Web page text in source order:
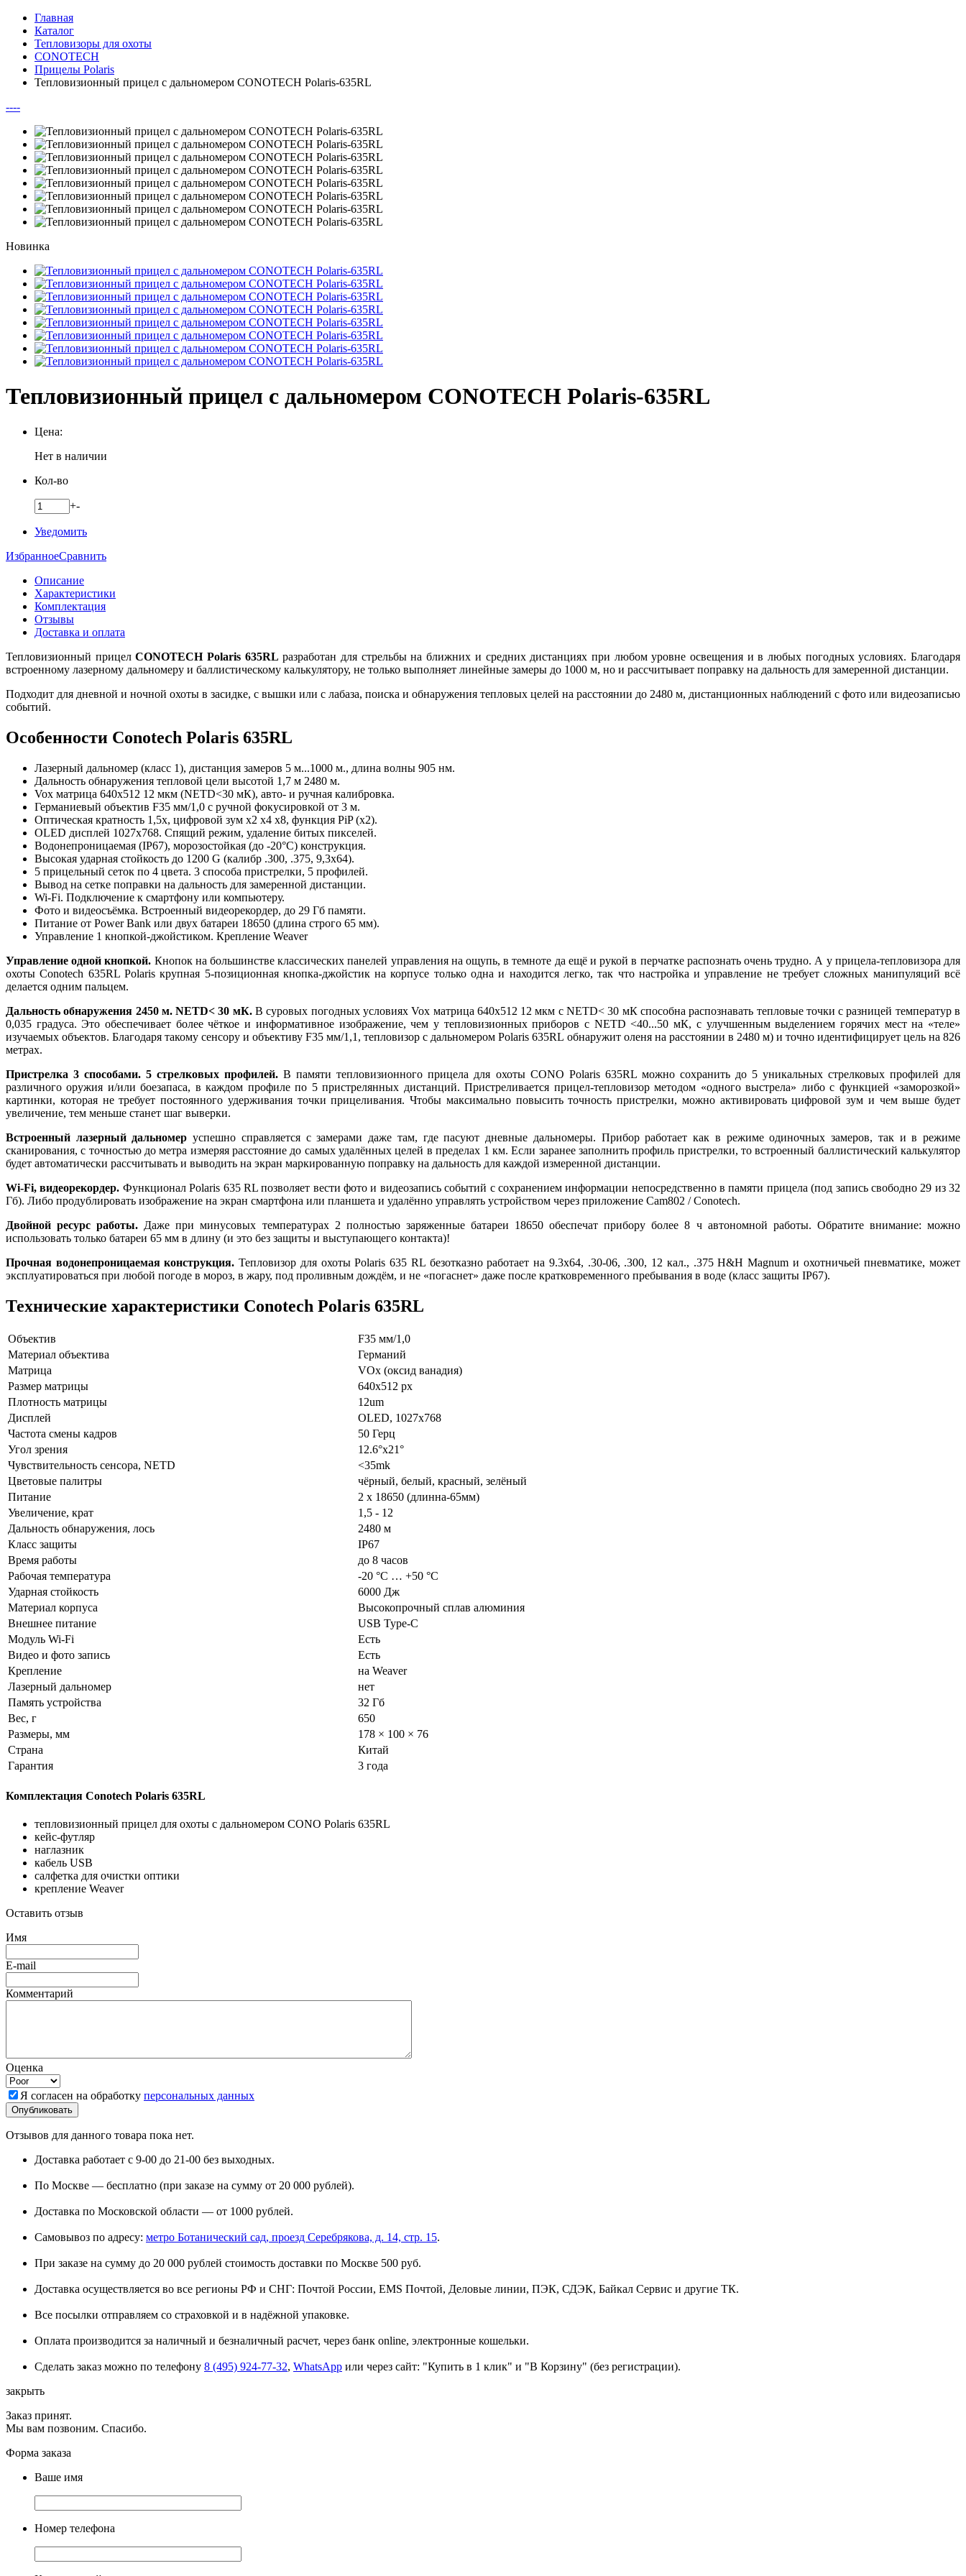
Главная
Каталог
Тепловизоры для охоты
CONOTECH
Прицелы Polaris
Тепловизионный прицел с дальномером CONOTECH Polaris-635RL
----
Новинка
Тепловизионный прицел с дальномером CONOTECH Polaris-635RL
Цена:
Нет в наличии
Кол-во
+-
Уведомить
ИзбранноеСравнить
Описание
Характеристики
Комплектация
Отзывы
Доставка и оплата
Тепловизионный прицелCONOTECH Polaris 635RL разработан для стрельбы на ближних и средних дистанциях при любом уровне освещения и в любых погодных условиях. Благодаря
встроенному лазерному дальномеру и баллистическому калькулятору, не только выполняет линейные замеры до 1000 м, но и рассчитывает поправку на дальность для замеренной дистанции.
Подходит для дневной и ночной охоты в засидке, с вышки или с лабаза, поиска и обнаружения тепловых целей на расстоянии до 2480 м, дистанционных наблюдений с фото или видеозаписью
событий.
Особенности Conotech Polaris 635RL
Лазерный дальномер (класс 1), дистанция замеров 5 м...1000 м., длина волны 905 нм.
Дальность обнаружения тепловой цели высотой 1,7 м 2480 м.
Vox матрица 640x512 12 мкм (NETD<30 мК), авто- и ручная калибровка.
Германиевый объектив F35 мм/1,0 с ручной фокусировкой от 3 м.
Оптическая кратность 1,5x, цифровой зум x2 x4 х8, функция PiP (x2).
OLED дисплей 1027x768. Спящий режим, удаление битых пикселей.
Водонепроницаемая (IP67), морозостойкая (до -20°C) конструкция.
Высокая ударная стойкость до 1200 G (калибр .300, .375, 9,3x64).
5 прицельный сеток по 4 цвета. 3 способа пристрелки, 5 профилей.
Вывод на сетке поправки на дальность для замеренной дистанции.
Wi-Fi. Подключение к смартфону или компьютеру.
Фото и видеосъёмка. Встроенный видеорекордер, до 29 Гб памяти.
Питание от Power Bank или двух батареи 18650 (длина строго 65 мм).
Управление 1 кнопкой-джойстиком. Крепление Weaver
Управление одной кнопкой. Кнопок на большинстве классических панелей управления на ощупь, в темноте да ещё и рукой в перчатке распознать очень трудно. А у прицела-тепловизора для
охоты Conotech 635RL Polaris крупная 5-позиционная кнопка-джойстик на корпусе только одна и находится легко, так что настройка и управление не требует сложных манипуляций всё
делается одним пальцем.
Дальность обнаружения 2450 м. NETD< 30 мК.В суровых погодных условиях Vox матрица 640x512 12 мкм с NETD< 30 мК способна распознавать тепловые точки с разницей температур в
0,035 градуса. Это обеспечивает более чёткое и информативное изображение, чем у тепловизионных приборов с NETD <40...50 мК, с улучшенным выделением горячих мест на «теле»
изучаемых объектов. Благодаря такому сенсору и объективу F35 мм/1,1, тепловизор с дальномером Polaris 635RL обнаружит оленя на расстоянии в 2480 м) и точно идентифицирует цель на 826
метрах.
Пристрелка 3 способами. 5 стрелковых профилей. В памяти тепловизионного прицела для охоты CONO Polaris 635RL можно сохранить до 5 уникальных стрелковых профилей для
различного оружия и/или боезапаса, в каждом профиле по 5 пристрелянных дистанций. Пристреливается прицел-тепловизор методом «одного выстрела» либо с функцией «заморозкой»
картинки, которая не требует постоянного удерживания точки прицеливания. Чтобы максимально повысить точность пристрелки, можно активировать цифровой зум и чем выше будет
увеличение, тем меньше станет шаг выверки.
Встроенный лазерный дальномер успешно справляется с замерами даже там, где пасуют дневные дальномеры. Прибор работает как в режиме одиночных замеров, так и в режиме
сканирования, с точностью до метра измеряя расстояние до самых удалённых целей в пределах 1 км. Если заранее заполнить профиль пристрелки, то встроенный баллистический калькулятор
будет автоматически рассчитывать и выводить на экран маркированную поправку на дальность для каждой измеренной дистанции.
Wi-Fi, видеорекордер. Функционал Polaris 635 RL позволяет вести фото и видеозапись событий с сохранением информации непосредственно в памяти прицела (под запись свободно 29 из 32
Гб). Либо продублировать изображение на экран смартфона или планшета и удалённо управлять устройством через приложение Cam802 / Conotech.
Двойной ресурс работы. Даже при минусовых температурах 2 полностью заряженные батареи 18650 обеспечат прибору более 8 ч автономной работы. Обратите внимание: можно
использовать только батареи 65 мм в длину (и это без защиты и выступающего контакта)!
Прочная водонепроницаемая конструкция. Тепловизор для охоты Polaris 635 RL безотказно работает на 9.3х64, .30-06, .300, 12 кал., .375 H&H Magnum и охотничьей пневматике, может
эксплуатироваться при любой погоде в мороз, в жару, под проливным дождём, и не «погаснет» даже после кратковременного пребывания в воде (класс защиты IP67).
Технические характеристики Conotech Polaris 635RL
Объектив
F35 мм/1,0
Материал объектива
Германий
Матрица
VOx (оксид ванадия)
Размер матрицы
640x512 px
Плотность матрицы
12um
Дисплей
OLED, 1027x768
Частота смены кадров
50 Герц
Угол зрения
12.6°x21°
Чувствительность сенсора, NETD
<35mk
Цветовые палитры
чёрный, белый, красный, зелёный
Питание
2 x 18650 (длинна-65мм)
Увеличение, крат
1,5 - 12
Дальность обнаружения, лось
2480 м
Класс защиты
IP67
Время работы
до 8 часов
Рабочая температура
-20 °C … +50 °C
Ударная стойкость
6000 Дж
Материал корпуса
Высокопрочный сплав алюминия
Внешнее питание
USB Type-C
Модуль Wi-Fi
Есть
Видео и фото запись
Есть
Крепление
на Weaver
Лазерный дальномер
нет
Память устройства
32 Гб
Вес, г
650
Размеры, мм
178 × 100 × 76
Страна
Китай
Гарантия
3 года
Комплектация Conotech Polaris 635RL
тепловизионный прицел для охоты с дальномером CONO Polaris 635RL
кейс-футляр
наглазник
кабель USB
салфетка для очистки оптики
крепление Weaver
Оставить отзыв
Имя
E-mail
Комментарий
Оценка
Я согласен на обработку персональных данных
Отзывов для данного товара пока нет.
Доставка работает с 9-00 до 21-00 без выходных.
По Москве — бесплатно (при заказе на сумму от 20 000 рублей).
Доставка по Московской области — от 1000 рублей.
Самовывоз по адресу: метро Ботанический сад, проезд Серебрякова, д. 14, стр. 15.
При заказе на сумму до 20 000 рублей стоимость доставки по Москве 500 руб.
Доставка осуществляется во все регионы РФ и СНГ: Почтой России, EMS Почтой, Деловые линии, ПЭК, СДЭК, Байкал Сервис и другие ТК.
Все посылки отправляем со страховкой и в надёжной упаковке.
Оплата производится за наличный и безналичный расчет, через банк online, электронные кошельки.
Сделать заказ можно по телефону 8 (495) 924-77-32, WhatsApp или через сайт: "Купить в 1 клик" и "В Корзину" (без регистрации).
закрыть
Заказ принят.
Мы вам позвоним. Спасибо.
Форма заказа
Ваше имя
Номер телефона